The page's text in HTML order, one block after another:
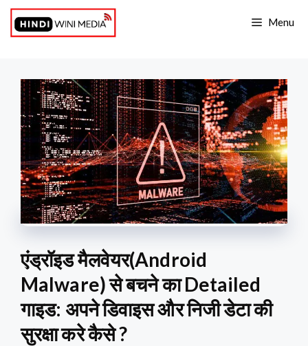
Skip
content
Menu
एंड्रॉइड मैलवेयर(Android
Malware) से बचने का Detailed
गाइड: अपने डिवाइस और निजी डेटा की
सुरक्षा करे कैसे ?